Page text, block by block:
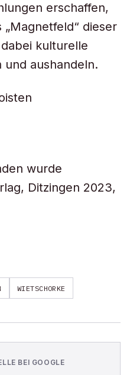
erschaffen,
dieser
kulturelle
aushandeln.
wurde
Ditzingen 2023,
WIETSCHORKE
BEI GOOGLE